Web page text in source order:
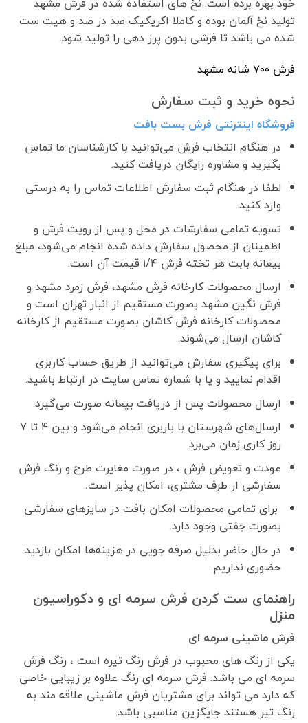
تولید نخ آلمان بوده و کاملا اکریکیک صد در صد و هیت ست
شده می باشد تا فرشی بدون پرز دهی را تولید شود.
فرش ٧٠٠ شانه مشهد
نحوه خرید و ثبت سفارش
فروشگاه اینترنتی فرش بست بافت
در هنگام انتخاب فرش می‌توانید با کارشناسان ما تماس
بگیرید و مشاوره رایگان دریافت کنید.
لطفا در هنگام ثبت سفارش اطلاعات تماس را به درستی
وارد کنید.
تسویه تمامی سفارشات در محل و پس از رویت فرش و
اطمینان از محصول سفارش داده شده انجام می‌شود، مبلغ
بیعانه بابت هر تخته فرش ۱/۴ قیمت آن است.
ارسال محصولات کارخانه فرش مشهد، فرش زمرد مشهد و
فرش نگین مشهد بصورت مستقیم از انبار تهران است و
محصولات کارخانه فرش کاشان بصورت مستقیم از کارخانه
کاشان ارسال می‌شوند.
برای پیگیری سفارش می‌توانید از طریق حساب کاربری
اقدام نمایید و یا با شماره تماس سایت در ارتباط باشید.
ارسال محصولات پس از دریافت بیعانه صورت می‌گیرد.
ارسال‌های شهرستان با باربری انجام می‌شود و بین ۴ تا ۷
روز کاری زمان می‌برد.
عودت و تعویض فرش ، در صورت مغایرت طرح و رنگ فرش
سفارشی ار طرف مشتری، امکان پذیر است.
برای تمامی محصولات امکان بافت در سایزهای سفارشی
بصورت جفتی وجود دارد.
در حال حاضر بدلیل صرفه جویی در هزینه‌ها امکان بازدید
حضوری نداریم.
راهنمای ست کردن فرش سرمه ای و دکوراسیون
منزل
فرش ماشینی سرمه ای
یکی از رنگ های محبوب در فرش رنگ تیره است ، رنگ فرش
سرمه ای می باشد. فرش سرمه ای رنگ علاوه بر زیبایی خاصی
که دارد می تواند برای مشتریان فرش ماشینی علاقه مند به
رنگ تیر هستند جایگزین مناسبی باشد.